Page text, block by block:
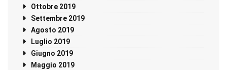
Ottobre 2019
Settembre 2019
Agosto 2019
Luglio 2019
Giugno 2019
Maggio 2019